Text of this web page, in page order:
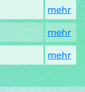
mehr
mehr
mehr